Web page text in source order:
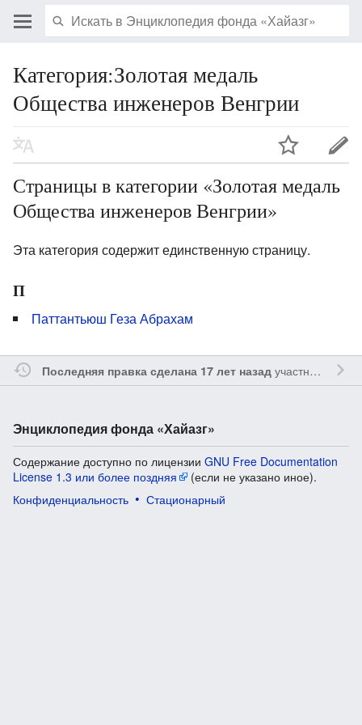
Категория:Золотая медаль
Общества инженеров Венгрии
Страницы в категории «Золотая медаль
Общества инженеров Венгрии»
Эта категория содержит единственную страницу.
П
Паттантьюш Геза Абрахам
Последняя правка сделана 17 лет назадучастником
Энциклопедия фонда «Хайазг»
Содержание доступно по лицензии GNU Free Documentation
License 1.3 или более поздняя
(если не указано иное).
Конфиденциальность
Стационарный